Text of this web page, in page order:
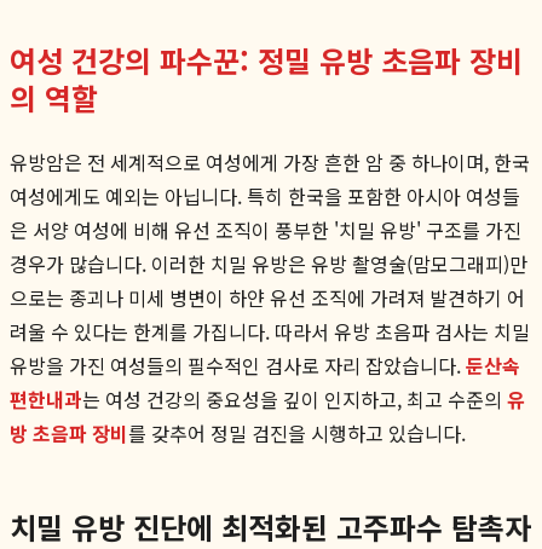
여성 건강의 파수꾼: 정밀 유방 초음파 장비
의 역할
유방암은 전 세계적으로 여성에게 가장 흔한 암 중 하나이며, 한국
여성에게도 예외는 아닙니다. 특히 한국을 포함한 아시아 여성들
은 서양 여성에 비해 유선 조직이 풍부한 '치밀 유방' 구조를 가진
경우가 많습니다. 이러한 치밀 유방은 유방 촬영술(맘모그래피)만
으로는 종괴나 미세 병변이 하얀 유선 조직에 가려져 발견하기 어
려울 수 있다는 한계를 가집니다. 따라서 유방 초음파 검사는 치밀
유방을 가진 여성들의 필수적인 검사로 자리 잡았습니다.둔산속
편한내과는 여성 건강의 중요성을 깊이 인지하고, 최고 수준의 유
방 초음파 장비를 갖추어 정밀 검진을 시행하고 있습니다.
치밀 유방 진단에 최적화된 고주파수 탐촉자